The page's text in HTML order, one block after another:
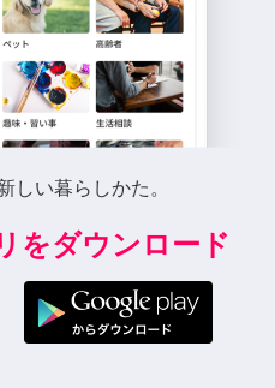
しい暮らしかた。
をダウンロード